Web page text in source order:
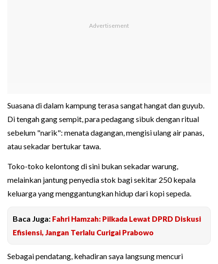
Suasana di dalam kampung terasa sangat hangat dan guyub.
Di tengah gang sempit, para pedagang sibuk dengan ritual
sebelum "narik": menata dagangan, mengisi ulang air panas,
atau sekadar bertukar tawa.
Toko-toko kelontong di sini bukan sekadar warung,
melainkan jantung penyedia stok bagi sekitar 250 kepala
keluarga yang menggantungkan hidup dari kopi sepeda.
Baca Juga: Fahri Hamzah: Pilkada Lewat DPRD Diskusi
Efisiensi, Jangan Terlalu Curigai Prabowo
Sebagai pendatang, kehadiran saya langsung mencuri